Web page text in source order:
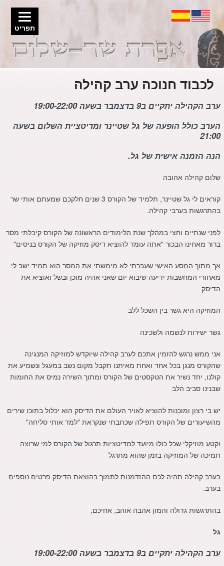
לכבוד חנוכה ערב קהילה
ערב הקהילה יתקיים ב9 בדצמבר בשעה 19:00-22:00
הערב כולל הופעה של גל שטיינר ומדיטציית השלום בשעה
21:00
הנה הזמנה אישית של גל.
שלום קהילה אהובה
קוראים לי גל שטיינר, תלמיד של הקורס 3 שנים חלקכם שמעתם אותי שר
בהתרגשות בערבי קהילה.
לפני שנתיים וחצי במהלך שנת הלימודים הראשונה של הקורס קיבלתי מסר
ברור מאחינו הבכור "אתה עומד להוציא דיסק מוזיקה של הקורס בניסים"
אך מתוך המסע האישי שעברתי לא מימשתי את המסר הוא תמיד ישב לי
מאחורי המחשבות ידיעה שיבוא יום שאני אהיה מוכן ובשל ואוציא את
הדיסק
המוזיקה היא גשר בין השכל ללב
גשר ישירות לנשמה ולשכינה
אני ממש נרגש להזמין אתכם לערב קהילה שיוקדש למוזיקה המנגינה
שהקורס מנגן בכל אחד ואחת מאיתנו תקבל מקום נשב במעגל ונשמיע את
קולנו, יחד נשיר את הטקסטים של הקורס ומתוך השירה נמיס את החומות
שבנינו סביב הלב
יש בי רצון ומוכנות להוציא לאויר העולם את הדיסק הוא יכלול בתוכו שירים
מהשיעורים של הקורס תפילה שכתבתי שנקראת "למד אותי סליחה"
וקטע מוזיקלי שכל כולו מיועד למדיטציות תרגול של הקורס למי שרוצה
תמיכה של המוזיקה בזמן שהוא מתרגל
בערב קהילה תהיה לכם ההזדמנות לתמוך בהוצאת הדיסק פרטים נוספים
בערב.
בהתרגשות גדולה והמון אהבה אוהב, אחיכם,
גל
ערב הקהילה יתקיים ב9 בדצמבר בשעה 19:00-22:00
תפריט